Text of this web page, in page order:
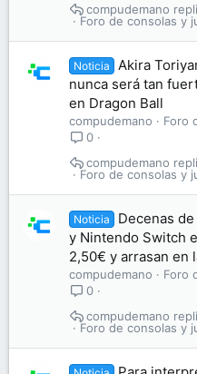
Foro de consolas y
compudemano
Noticia
Akira
nunca será tan
en Dragon Ball
compudemano
Foro
0
Foro de consolas y
compudemano
Noticia
Decenas
y Nintendo Switch
2,50€ y arrasan en
compudemano
Foro
0
Foro de consolas y
compudemano